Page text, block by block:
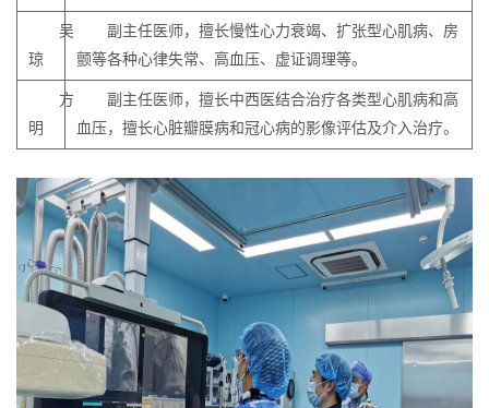
吴
琼
副主任医师，擅长慢性心力衰竭、扩张型心肌病、房
颤等各种心律失常、高血压、虚证调理等。
方
明
副主任医师，擅长中西医结合治疗各类型心肌病和高
血压，擅长心脏瓣膜病和冠心病的影像评估及介入治疗。